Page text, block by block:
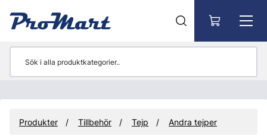
Produkter Tillbehör Tejp Andra tejper